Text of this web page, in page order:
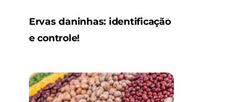
Ervas daninhas: identificação
e controle!